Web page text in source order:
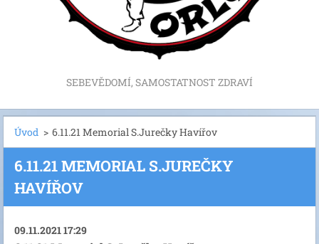
SEBEVĚDOMÍ, SAMOSTATNOST ZDRAVÍ
Úvod > 6.11.21 Memorial S.Jurečky Havířov
6.11.21 MEMORIAL S.JUREČKY
HAVÍŘOV
09.11.2021 17:29